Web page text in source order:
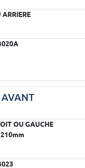
AVANT
OU GAUCHE
210mm